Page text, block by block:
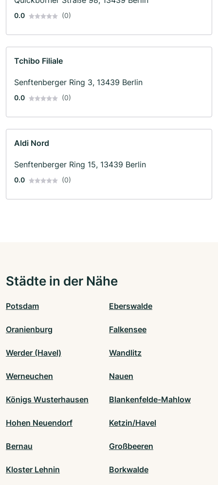
0.0 (0)
Tchibo Filiale
Senftenberger Ring 3, 13439 Berlin
0.0 (0)
Aldi Nord
Senftenberger Ring 15, 13439 Berlin
0.0 (0)
Städte in der Nähe
Potsdam Eberswalde
Oranienburg Falkensee
Werder (Havel) Wandlitz
Werneuchen Nauen
Königs Wusterhausen Blankenfelde-Mahlow
Hohen Neuendorf Ketzin/Havel
Bernau Großbeeren
Kloster Lehnin Borkwalde